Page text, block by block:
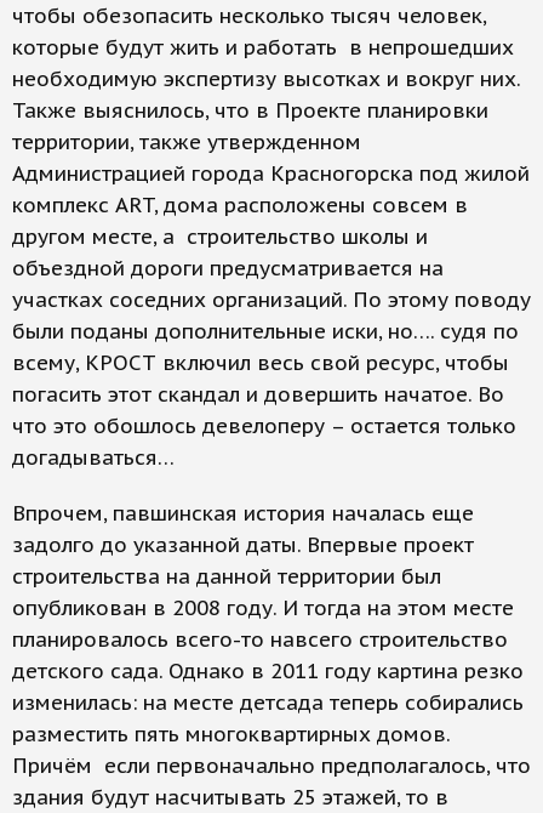
чтобы обезопасить несколько тысяч человек,
которые будут жить и работать в непрошедших
необходимую экспертизу высотках и вокруг них.
Также выяснилось, что в Проекте планировки
территории, также утвержденном
Администрацией города Красногорска под жилой
комплекс ART, дома расположены совсем в
другом месте, а строительство школы и
объездной дороги предусматривается на
участках соседних организаций. По этому поводу
были поданы дополнительные иски, но…. судя по
всему, КРОСТ включил весь свой ресурс, чтобы
погасить этот скандал и довершить начатое. Во
что это обошлось девелоперу – остается только
догадываться…
Впрочем, павшинская история началась еще
задолго до указанной даты. Впервые проект
строительства на данной территории был
опубликован в 2008 году. И тогда на этом месте
планировалось всего-то навсего строительство
детского сада. Однако в 2011 году картина резко
изменилась: на месте детсада теперь собирались
разместить пять многоквартирных домов.
Причём если первоначально предполагалось, что
здания будут насчитывать 25 этажей, то в